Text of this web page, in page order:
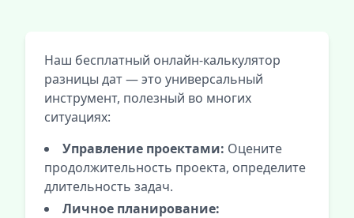
Наш бесплатный онлайн-калькулятор
разницы дат — это универсальный
инструмент, полезный во многих
ситуациях:
Управление проектами: Оцените
продолжительность проекта, определите
длительность задач.
Личное планирование: